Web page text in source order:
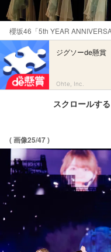
櫻坂46「5th YEAR
ジグソーde懸賞
Ohte, Inc.
スクロールす
( 画像25/47 )